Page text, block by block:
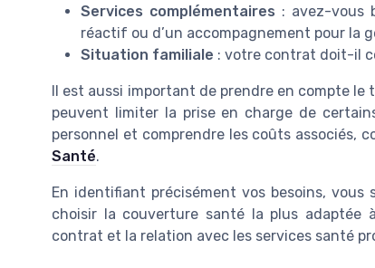
Services complémentaires : avez-vous
réactif ou d’un accompagnement pour la
Situation familiale : votre contrat doit-il
Il est aussi important de prendre en compte
peuvent limiter la prise en charge de
personnel et comprendre les coûts associés,
Santé.
En identifiant précisément vos besoins,
choisir la couverture santé la plus
contrat et la relation avec les services santé